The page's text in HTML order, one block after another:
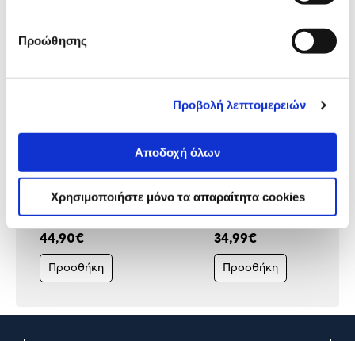
Προώθησης
Προβολή λεπτομερειών
Αποδοχή όλων
Χρησιμοποιήστε μόνο τα απαραίτητα cookies
Wiz Smart Imageo Spots
44,90€
Προσθήκη
Paladone Star Wars Logo
34,99€
Προσθήκη